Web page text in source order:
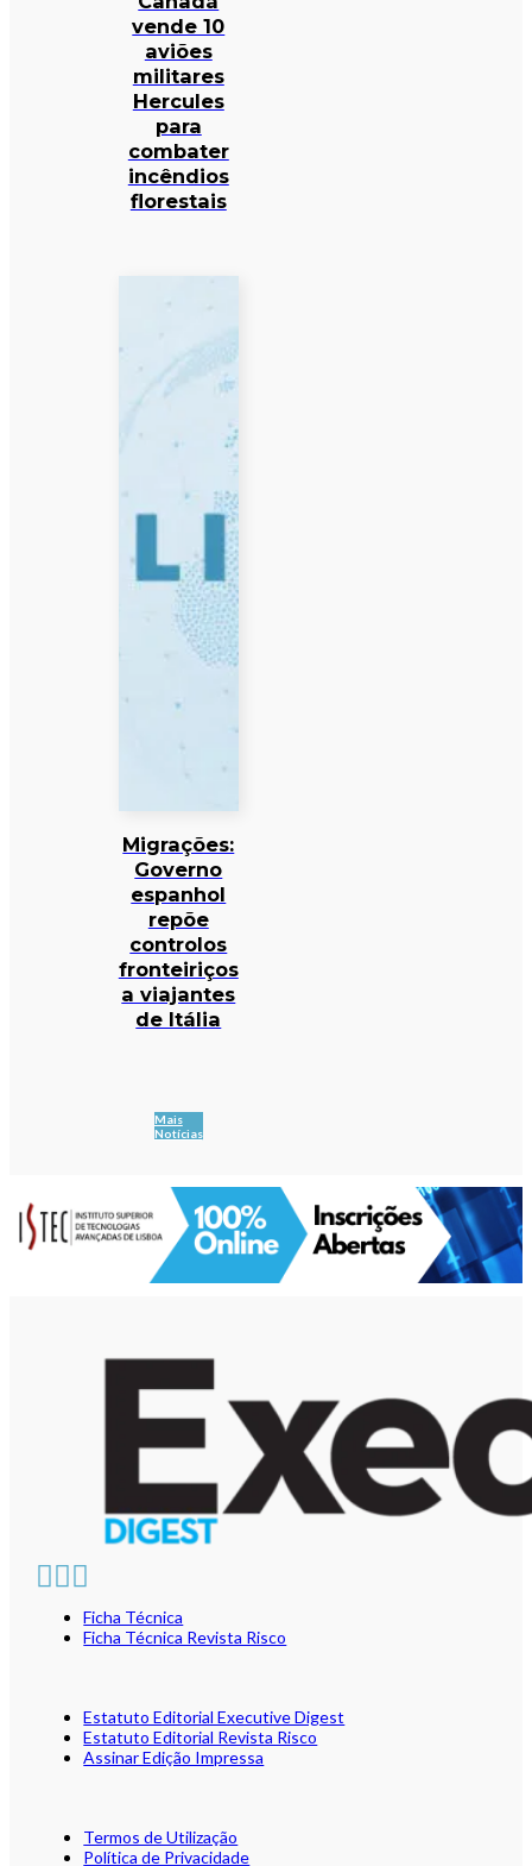
vende 10
aviões
militares
Hercules
para
combater
incêndios
florestais
Migrações:
Governo
espanhol
repõe
controlos
fronteiriços
a viajantes
de Itália
Mais
Notícias
Ficha Técnica
Ficha Técnica Revista Risco
Estatuto Editorial Executive Digest
Estatuto Editorial Revista Risco
Assinar Edição Impressa
Termos de Utilização
Política de Privacidade